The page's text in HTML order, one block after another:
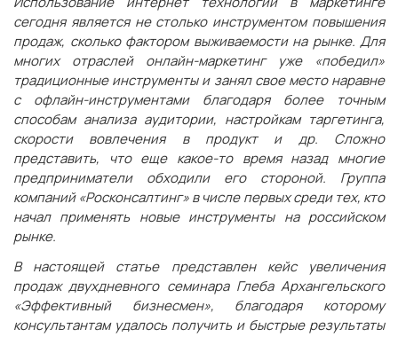
сегодня является не столько инструментом повышения
продаж, сколько фактором выживаемости на рынке. Для
многих отраслей онлайн-маркетинг уже «победил»
традиционные инструменты и занял свое место наравне
с офлайн-инструментами благодаря более точным
способам анализа аудитории, настройкам таргетинга,
скорости вовлечения в продукт и др. Сложно
представить, что еще какое-то время назад многие
предприниматели обходили его стороной. Группа
компаний «Росконсалтинг» в числе первых среди тех, кто
начал применять новые инструменты на российском
рынке.
В настоящей статье представлен кейс увеличения
продаж двухдневного семинара Глеба Архангельского
«Эффективный бизнесмен», благодаря которому
консультантам удалось получить и быстрые результаты